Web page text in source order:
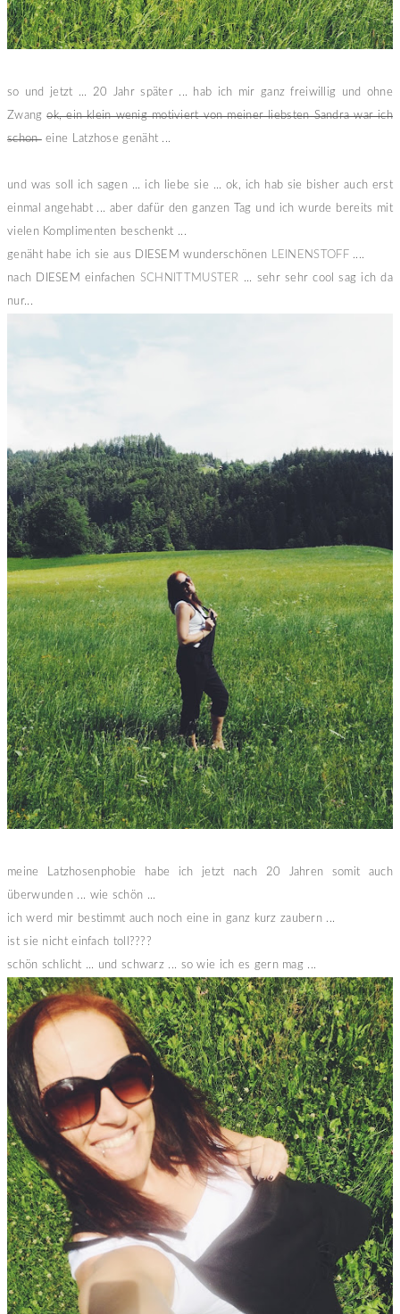
so und jetzt ... 20 Jahr später ... hab ich mir ganz freiwillig und ohne
Zwangok, ein klein wenig motiviert von meiner liebsten Sandra war ich
schoneine Latzhose genäht ...
und was soll ich sagen ... ich liebe sie ... ok, ich hab sie bisher auch erst
einmal angehabt ... aber dafür den ganzen Tag und ich wurde bereits mit
vielen Komplimenten beschenkt ...
genäht habe ich sie aus DIESEM wunderschönen LEINENSTOFF ....
nach DIESEM einfachen SCHNITTMUSTER ... sehr sehr cool sag ich da
nur...
meine Latzhosenphobie habe ich jetzt nach 20 Jahren somit auch
überwunden ... wie schön ...
ich werd mir bestimmt auch noch eine in ganz kurz zaubern ...
ist sie nicht einfach toll????
schön schlicht ... und schwarz ... so wie ich es gern mag ...